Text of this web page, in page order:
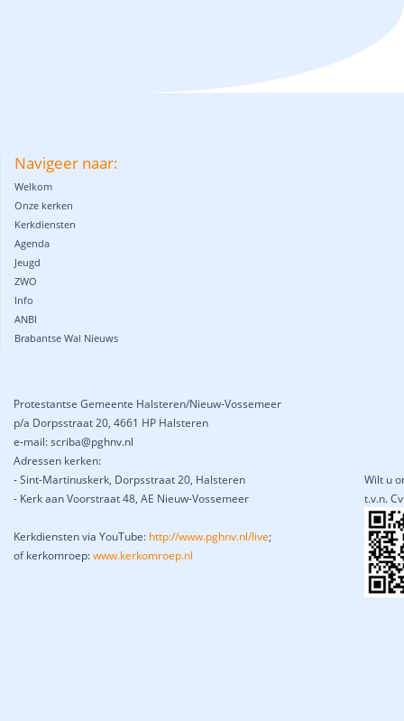
Navigeer naar:
Welkom
Onze kerken
Kerkdiensten
Agenda
Jeugd
ZWO
Info
ANBI
Brabantse Wal Nieuws
Protestantse Gemeente Halsteren/Nieuw-Vossemeer
p/a Dorpsstraat 20, 4661 HP Halsteren
e-mail: scriba@pghnv.nl
Adressen kerken:
- Sint-Martinuskerk, Dorpsstraat 20, Halsteren
- Kerk aan Voorstraat 48, AE Nieuw-Vossemeer
Kerkdiensten via YouTube: http://www.pghnv.nl/live;
of kerkomroep:www.kerkomroep.nl
Wilt u
t.v.n.